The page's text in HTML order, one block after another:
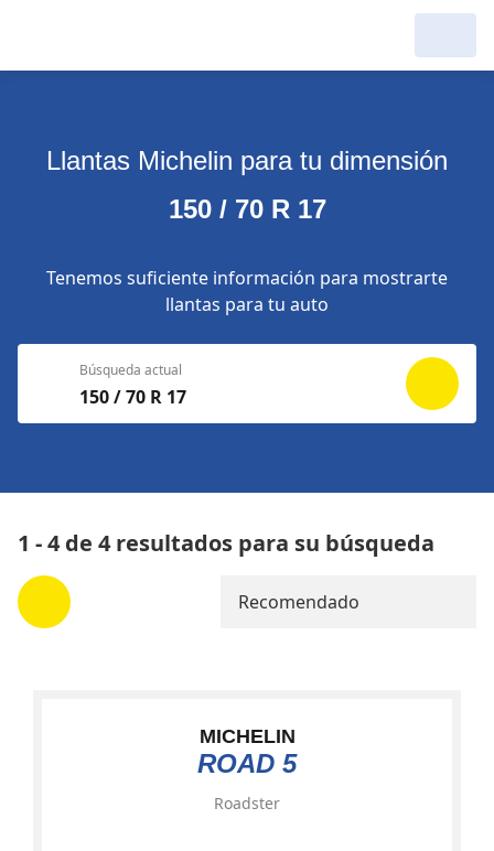
Llantas Michelin para tu dimensión
150 / 70 R 17
Tenemos suficiente información para mostrarte
llantas para tu auto
Búsqueda actual
150 / 70 R 17
1 - 4 de 4 resultados para su búsqueda
Recomendado
MICHELIN
ROAD 5
Roadster